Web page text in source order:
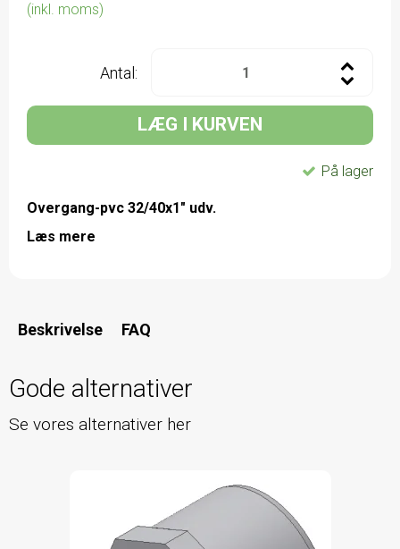
(inkl. moms)
Antal:
LÆG I KURVEN
På lager
Overgang-pvc 32/40x1" udv.
Læs mere
Beskrivelse FAQ
Gode alternativer
Se vores alternativer her